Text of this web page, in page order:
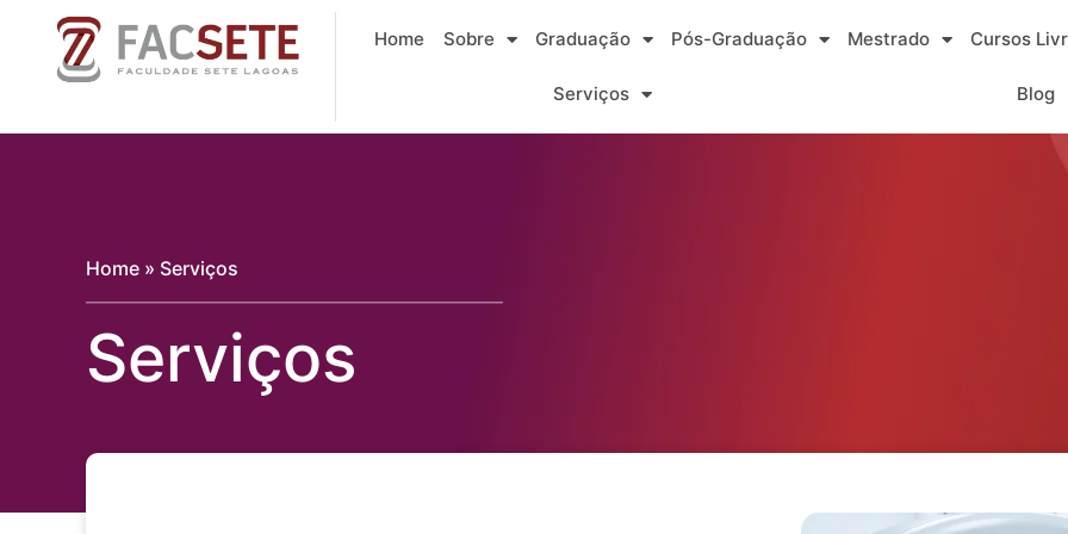
Home Sobre Graduação Pós-Graduação Mestrado Cursos
Serviços Blog
Home » Serviços
Serviços